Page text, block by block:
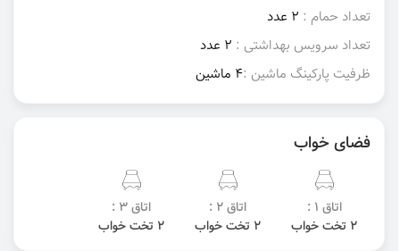
تعداد حمام : 2 عدد
تعداد سرویس بهداشتی : 2 عدد
ظرفیت پارکینگ ماشین :4 ماشین
فضای خواب
اتاق 1 :
2 تخت خواب
اتاق 2 :
2 تخت خواب
اتاق 3 :
2 تخت خواب